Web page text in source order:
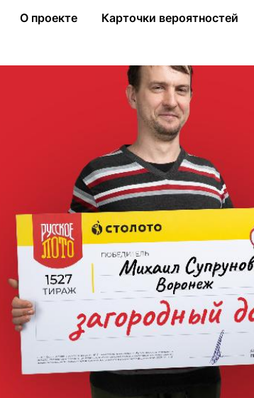
О проекте Карточки вероятностей